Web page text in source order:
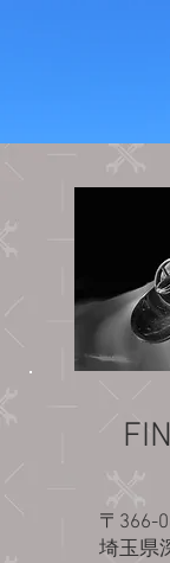
〒366-
埼玉県